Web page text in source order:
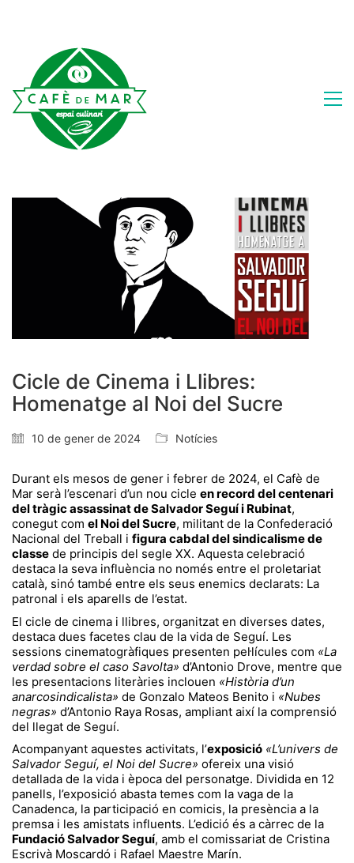
Cicle de Cinema i Llibres:
Homenatge al Noi del Sucre
10 de gener de 2024 Notícies
Durant els mesos de gener i febrer de 2024, el Cafè de
Mar serà l’escenari d’un nou cicle en record del centenari
del tràgic assassinat de Salvador Seguí i Rubinat,
conegut com el Noi del Sucre, militant de la Confederació
Nacional del Treball i figura cabdal del sindicalisme de
classe de principis del segle XX. Aquesta celebració
destaca la seva influència no només entre el proletariat
català, sinó també entre els seus enemics declarats: La
patronal i els aparells de l’estat.
El cicle de cinema i llibres, organitzat en diverses dates,
destaca dues facetes clau de la vida de Seguí. Les
sessions cinematogràfiques presenten pel·lícules com «La
verdad sobre el caso Savolta» d’Antonio Drove, mentre que
les presentacions literàries inclouen «Història d’un
anarcosindicalista» de Gonzalo Mateos Benito i «Nubes
negras» d’Antonio Raya Rosas, ampliant així la comprensió
del llegat de Seguí.
Acompanyant aquestes activitats, l’exposició «L’univers de
Salvador Seguí, el Noi del Sucre» ofereix una visió
detallada de la vida i època del personatge. Dividida en 12
panells, l’exposició abasta temes com la vaga de la
Canadenca, la participació en comicis, la presència a la
premsa i les amistats influents. L’edició és a càrrec de la
Fundació Salvador Seguí, amb el comissariat de Cristina
Escrivà Moscardó i Rafael Maestre Marín.